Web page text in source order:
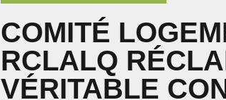
COMITÉ
RCLALQ
VÉRITABLE